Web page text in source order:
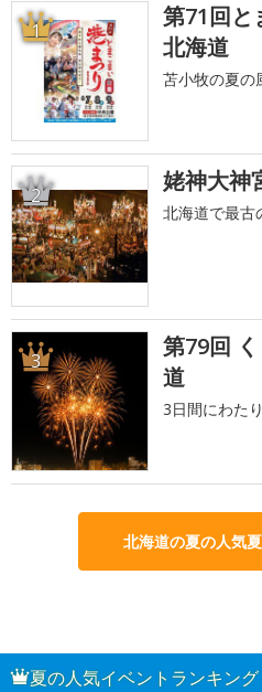
1
第71回と
北海道
苫小牧の夏の
2 姥神大神
北海道で最古
3
第79回
道
3日間にわた
北海道の夏の人気
夏の人気イベントランキング